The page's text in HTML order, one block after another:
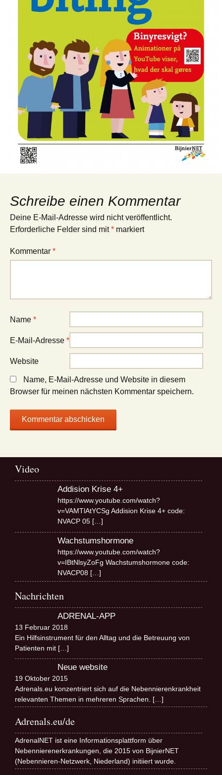
Schreibe einen Kommentar
Deine E-Mail-Adresse wird nicht veröffentlicht.
Erforderliche Felder sind mit* markiert
Kommentar *
Name *
E-Mail-Adresse *
Website
Name, E-Mail-Adresse und Website in diesem
Browser für meinen nächsten Kommentar speichern.
Video
Addision Krise 4+
https://www.youtube.com/watch?
v=VAMTlAtYCSg Addision Krise 4+ code:
NVACP 05[…]
Wachstumshormone
https://www.youtube.com/watch?
v=IBtNlsyZoFg Wachstumshormone code:
NVACP08 […]
Nachrichten
ADRENAL-APP
13 Februar 2018
Ein Hilfsinstrument für den Alltag und die Betreuung von
Patienten mit […]
Neue website
19 Oktober 2015
Adrenals.eu konzentriert sich auf die Nebennierenkrankheit
relevanten Themen in mehreren Sprachen. […]
Adrenals.eu/de
AdrenalNET ist eine Informationsplattform über
Nebennierenerkrankungen, die 2015 von BijnierNET
(Nebennieren-Netzwerk, Niederland) initiiert wurde.